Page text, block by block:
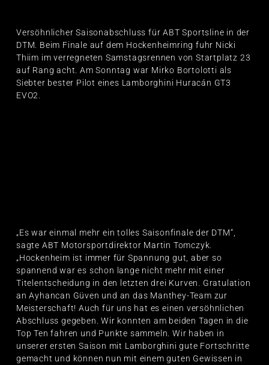
Versöhnlicher Saisonabschluss für ABT Sportsline in der
DTM. Beim Finale auf dem Hockenheimring fuhr Nicki
Thiim im verregneten Samstagsrennen von Startplatz 23
auf Rang acht. Am Sonntag war Mirko Bortolotti als
Siebter bester Pilot eines Lamborghini Huracán GT3
EVO2.
„Es war einmal mehr ein tolles Saisonfinale der DTM“,
sagte ABT Motorsportdirektor Martin Tomczyk.
„Hockenheim ist immer für Spannung gut, aber so
spannend war es schon lange nicht mehr mit einer
Titelentscheidung in den letzten drei Kurven. Gratulation
an Ayhancan Güven und an das Manthey-Team zur
Meisterschaft! Auch für uns hat es einen versöhnlichen
Abschluss gegeben. Wir konnten am beiden Tagen in die
Top Ten fahren und Punkte sammeln. Wir haben in
unserer ersten Saison mit Lamborghini gute Fortschritte
gemacht und können nun mit einem guten Gewissen in